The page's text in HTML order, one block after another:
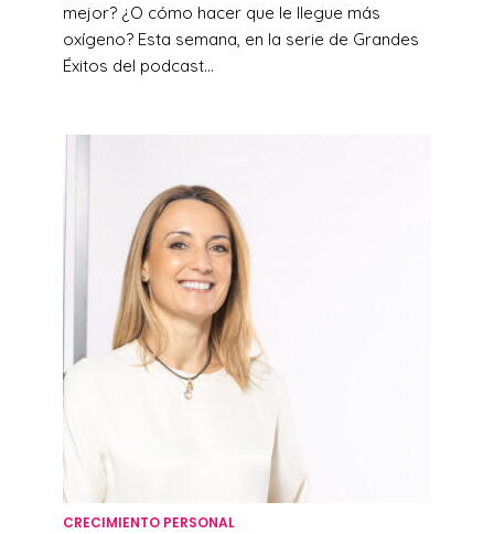
mejor? ¿O cómo hacer que le llegue más
oxígeno? Esta semana, en la serie de Grandes
Éxitos del podcast...
CRECIMIENTO PERSONAL